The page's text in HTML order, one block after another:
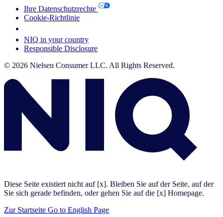
Ihre Datenschutzrechte
Cookie-Richtlinie
NIQ in your country
Responsible Disclosure
© 2026 Nielsen Consumer LLC. All Rights Reserved.
Diese Seite existiert nicht auf [x]. Bleiben Sie auf der Seite, auf der
Sie sich gerade befinden, oder gehen Sie auf die [x] Homepage.
Zur Startseite Go to English Page